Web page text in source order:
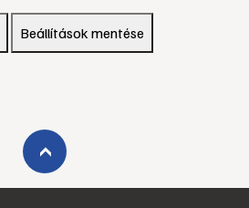
Beállítások mentése
›